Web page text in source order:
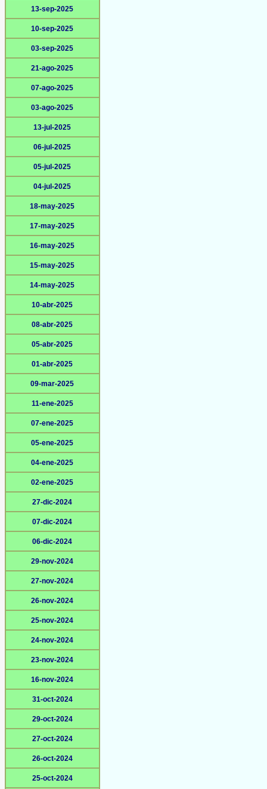
13-sep-2025
10-sep-2025
03-sep-2025
21-ago-2025
07-ago-2025
03-ago-2025
13-jul-2025
06-jul-2025
05-jul-2025
04-jul-2025
18-may-2025
17-may-2025
16-may-2025
15-may-2025
14-may-2025
10-abr-2025
08-abr-2025
05-abr-2025
01-abr-2025
09-mar-2025
11-ene-2025
07-ene-2025
05-ene-2025
04-ene-2025
02-ene-2025
27-dic-2024
07-dic-2024
06-dic-2024
29-nov-2024
27-nov-2024
26-nov-2024
25-nov-2024
24-nov-2024
23-nov-2024
16-nov-2024
31-oct-2024
29-oct-2024
27-oct-2024
26-oct-2024
25-oct-2024